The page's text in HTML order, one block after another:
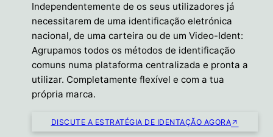
Independentemente de os seus utilizadores já
necessitarem de uma identificação eletrónica
nacional, de uma carteira ou de um Video-Ident:
Agrupamos todos os métodos de identificação
comuns numa plataforma centralizada e pronta a
utilizar. Completamente flexível e com a tua
própria marca.
DISCUTE A ESTRATÉGIA DE IDENTAÇÃO AGORA